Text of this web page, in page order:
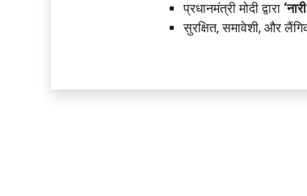
प्रधानमंत्री मोदी द्वारा
सुरक्षित, समावेशी, और